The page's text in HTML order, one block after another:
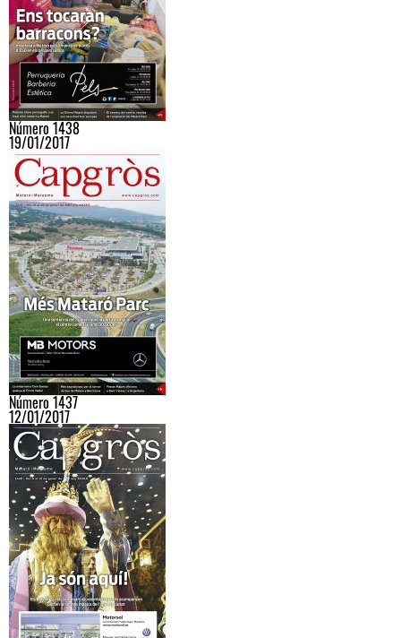
Número 1438
19/01/2017
Número 1437
12/01/2017